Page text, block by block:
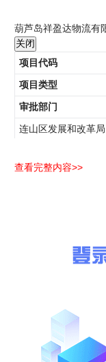
葫芦岛祥盈达物流有
项目代码
项目类型
审批部门
连山区发展和改革局
查看完整内容>>